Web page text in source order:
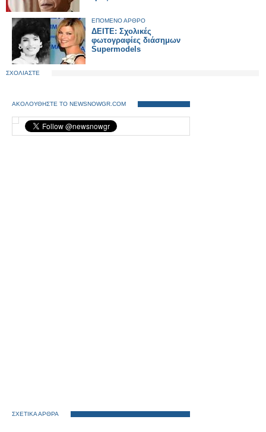
ΕΠΟΜΕΝΟ ΑΡΘΡΟ
ΔΕΙΤΕ: Σχολικές
φωτογραφίες διάσημων
Supermodels
ΣΧΟΛΙΑΣΤΕ
ΑΚΟΛΟΥΘΗΣΤΕ ΤΟ NEWSNOWGR.COM
ΣΧΕΤΙΚΑ ΑΡΘΡΑ